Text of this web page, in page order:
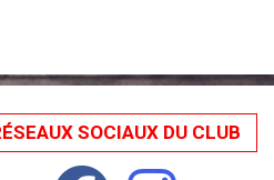
RÉSEAUX SOCIAUX DU CLUB